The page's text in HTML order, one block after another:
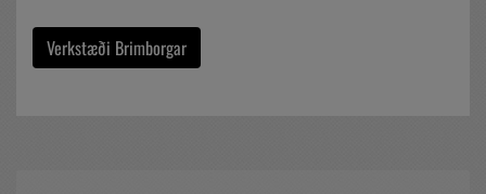
Verkstæði Brimborgar